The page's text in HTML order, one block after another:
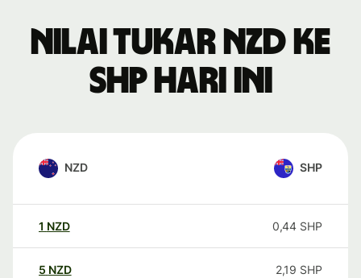
Nilai tukar NZD ke
SHP hari ini
NZD SHP
1 NZD 0,44 SHP
5 NZD 2,19 SHP